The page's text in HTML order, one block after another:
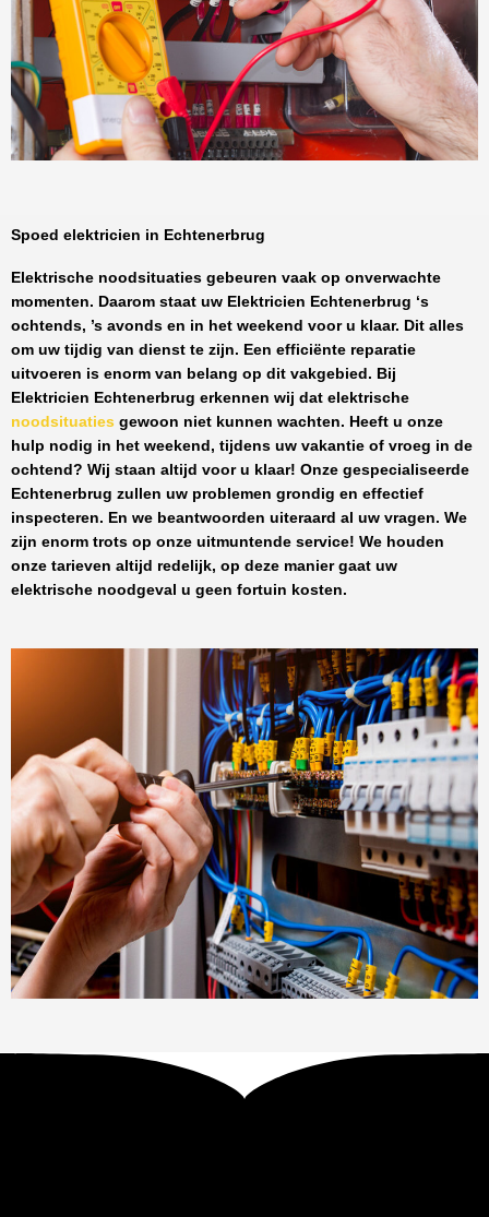
Spoed elektricien in Echtenerbrug
Elektrische noodsituaties gebeuren vaak op onverwachte
momenten. Daarom staat uw Elektricien Echtenerbrug ‘s
ochtends, ’s avonds en in het weekend voor u klaar. Dit alles
om uw tijdig van dienst te zijn. Een efficiënte reparatie
uitvoeren is enorm van belang op dit vakgebied. Bij
Elektricien Echtenerbrug erkennen wij dat elektrische
noodsituaties gewoon niet kunnen wachten. Heeft u onze
hulp nodig in het weekend, tijdens uw vakantie of vroeg in de
ochtend? Wij staan altijd voor u klaar! Onze gespecialiseerde
Echtenerbrug zullen uw problemen grondig en effectief
inspecteren. En we beantwoorden uiteraard al uw vragen. We
zijn enorm trots op onze uitmuntende service! We houden
onze tarieven altijd redelijk, op deze manier gaat uw
elektrische noodgeval u geen fortuin kosten.